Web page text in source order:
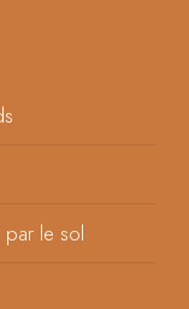
par le sol